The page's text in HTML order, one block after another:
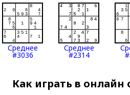
Среднее
#3036
Среднее
#2314
Как играть в онлайн